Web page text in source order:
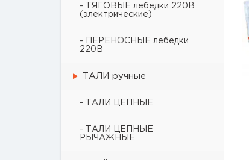
- ТЯГОВЫЕ лебедки 220В
(электрические)
- ПЕРЕНОСНЫЕ лебедки
220В
ТАЛИ ручные
- ТАЛИ ЦЕПНЫЕ
- ТАЛИ ЦЕПНЫЕ
РЫЧАЖНЫЕ